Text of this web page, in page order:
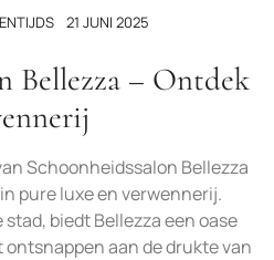
21 JUNI 2025
Bellezza – Ontdek
Schoonheidssalon Bellezza
pure luxe en verwennerij.
biedt Bellezza een oase
aan de drukte van